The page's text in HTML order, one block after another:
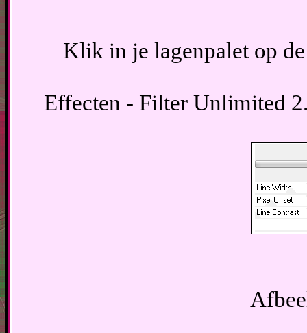
Klik in je lagenpalet op
Effecten - Filter Unlimited